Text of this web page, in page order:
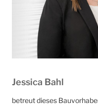
Jessica Bahl
betreut dieses